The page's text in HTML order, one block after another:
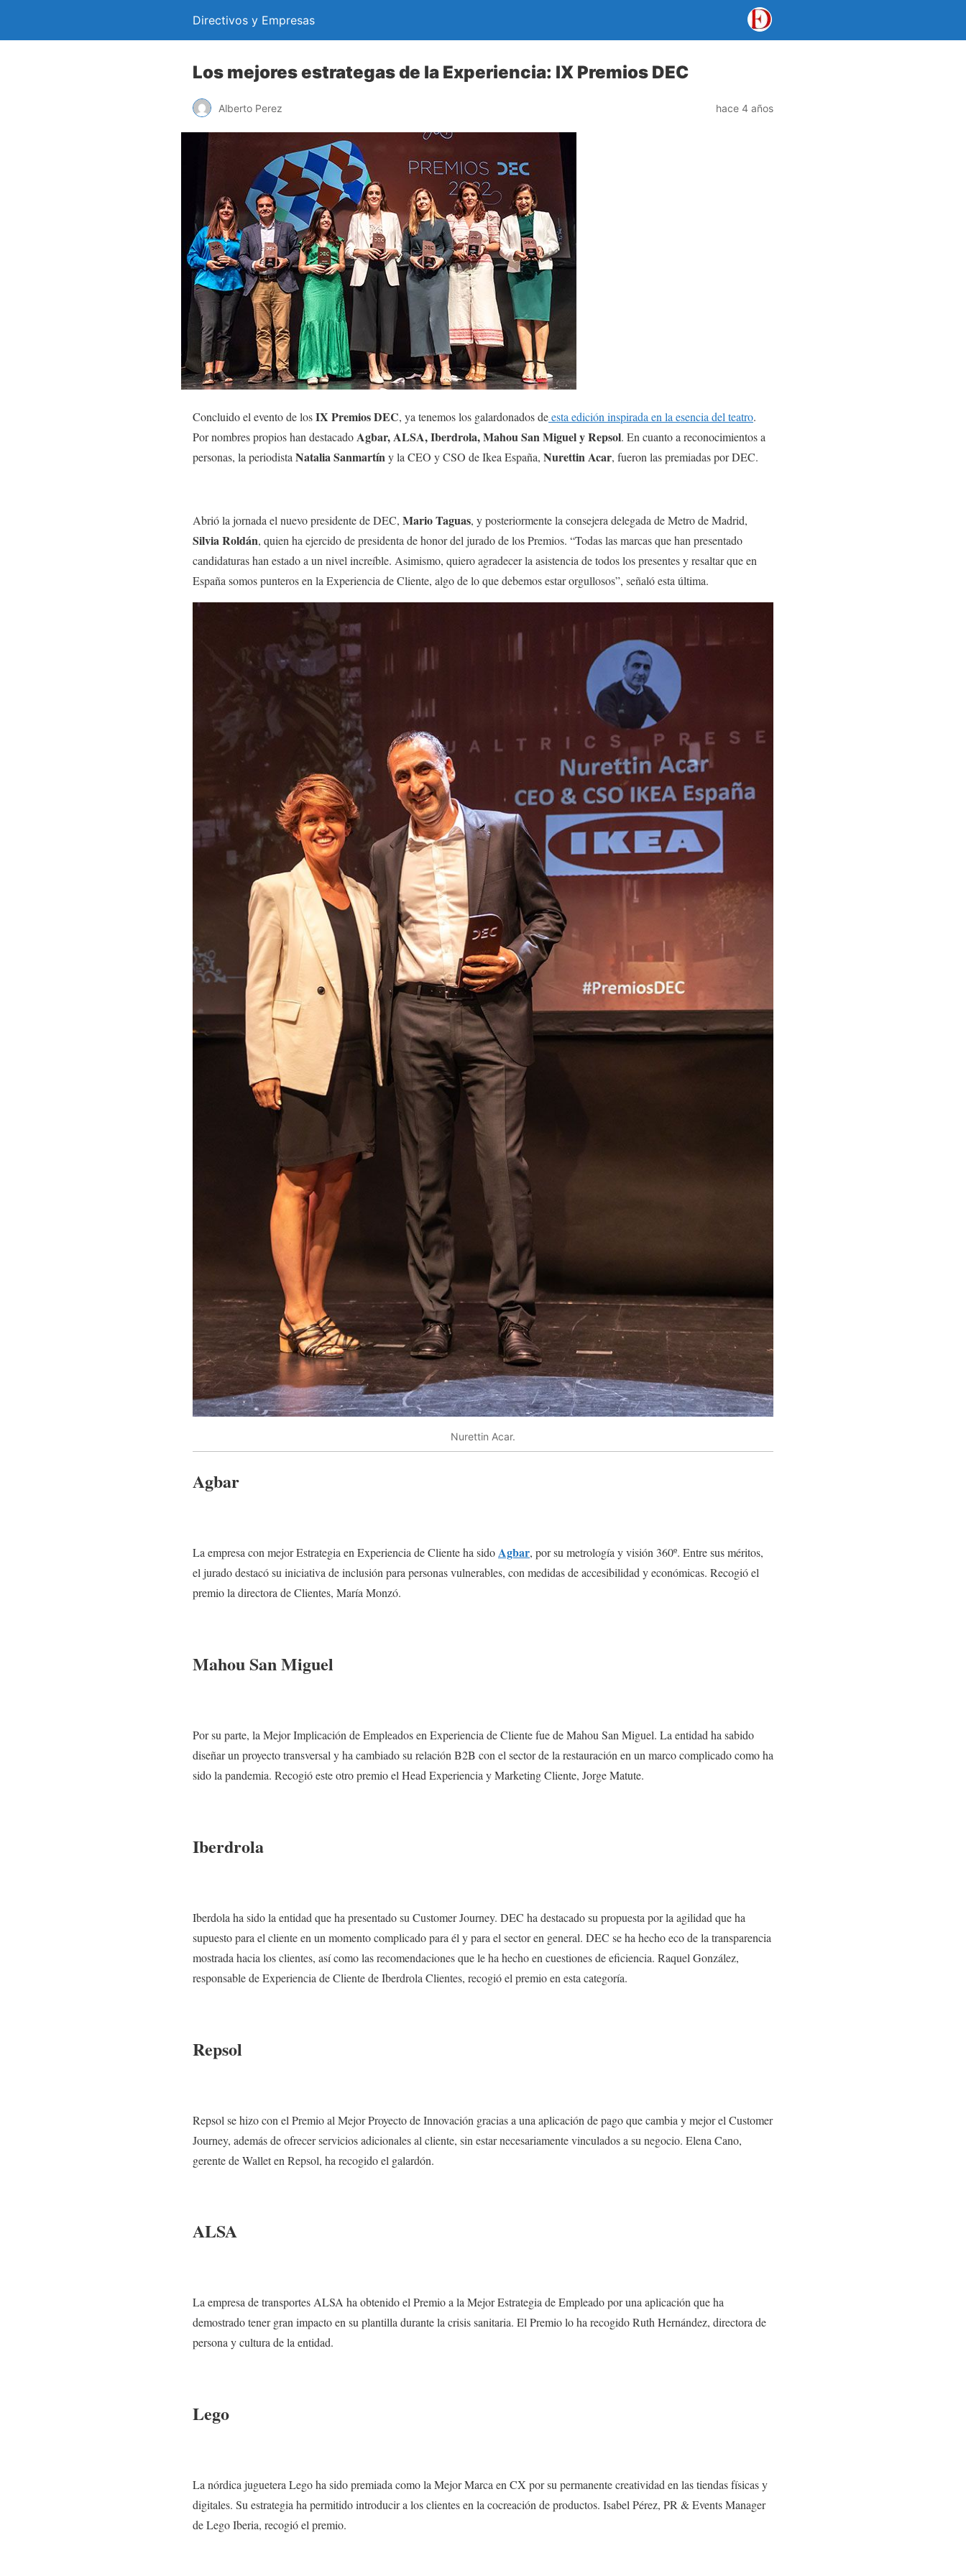
Directivos y Empresas
Los mejores estrategas de la Experiencia: IX Premios DEC
Alberto Perez hace 4 años
Concluido el evento de losIX Premios DEC, ya tenemos los galardonados deesta edición inspirada en la esencia del teatro.
Por nombres propios han destacadoAgbar, ALSA, Iberdrola, Mahou San Miguel y Repsol. En cuanto a reconocimientos a
personas, la periodista Natalia Sanmartíny la CEO y CSO de Ikea España, Nurettin Acar, fueron las premiadas por DEC.
Abrió la jornada el nuevo presidente de DEC, Mario Taguas, y posteriormente la consejera delegada de Metro de Madrid,
Silvia Roldán, quien ha ejercido de presidenta de honor del jurado de los Premios. “Todas las marcas que han presentado
candidaturas han estado a un nivel increíble. Asimismo, quiero agradecer la asistencia de todos los presentes y resaltar que en
España somos punteros en la Experiencia de Cliente, algo de lo que debemos estar orgullosos”, señaló esta última.
Nurettin Acar.
Agbar
La empresa con mejor Estrategia en Experiencia de Cliente ha sidoAgbar, por su metrología y visión 360º. Entre sus méritos,
el jurado destacó su iniciativa de inclusión para personas vulnerables, con medidas de accesibilidad y económicas. Recogió el
premio la directora de Clientes, María Monzó.
Mahou San Miguel
Por su parte, la Mejor Implicación de Empleados en Experiencia de Cliente fue de Mahou San Miguel. La entidad ha sabido
diseñar un proyecto transversal y ha cambiado su relación B2B con el sector de la restauración en un marco complicado como ha
sido la pandemia. Recogió este otro premio el Head Experiencia y Marketing Cliente, Jorge Matute.
Iberdrola
Iberdola ha sido la entidad que ha presentado su Customer Journey. DEC ha destacado su propuesta por la agilidad que ha
supuesto para el cliente en un momento complicado para él y para el sector en general. DEC se ha hecho eco de la transparencia
mostrada hacia los clientes, así como las recomendaciones que le ha hecho en cuestiones de eficiencia. Raquel González,
responsable de Experiencia de Cliente de Iberdrola Clientes, recogió el premio en esta categoría.
Repsol
Repsol se hizo con el Premio al Mejor Proyecto de Innovación gracias a una aplicación de pago que cambia y mejor el Customer
Journey, además de ofrecer servicios adicionales al cliente, sin estar necesariamente vinculados a su negocio. Elena Cano,
gerente de Wallet en Repsol, ha recogido el galardón.
ALSA
La empresa de transportes ALSA ha obtenido el Premio a la Mejor Estrategia de Empleado por una aplicación que ha
demostrado tener gran impacto en su plantilla durante la crisis sanitaria. El Premio lo ha recogido Ruth Hernández, directora de
persona y cultura de la entidad.
Lego
La nórdica juguetera Lego ha sido premiada como la Mejor Marca en CX por su permanente creatividad en las tiendas físicas y
digitales. Su estrategia ha permitido introducir a los clientes en la cocreación de productos. Isabel Pérez, PR & Events Manager
de Lego Iberia, recogió el premio.